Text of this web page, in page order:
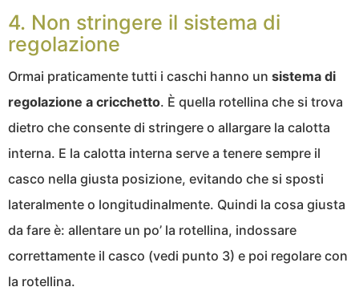
4. Non stringere il sistema di
regolazione
Ormai praticamente tutti i caschi hanno un sistema di
regolazione a cricchetto. È quella rotellina che si trova
dietro che consente di stringere o allargare la calotta
interna. E la calotta interna serve a tenere sempre il
casco nella giusta posizione, evitando che si sposti
lateralmente o longitudinalmente. Quindi la cosa giusta
da fare è: allentare un po’ la rotellina, indossare
correttamente il casco (vedi punto 3) e poi regolare con
la rotellina.